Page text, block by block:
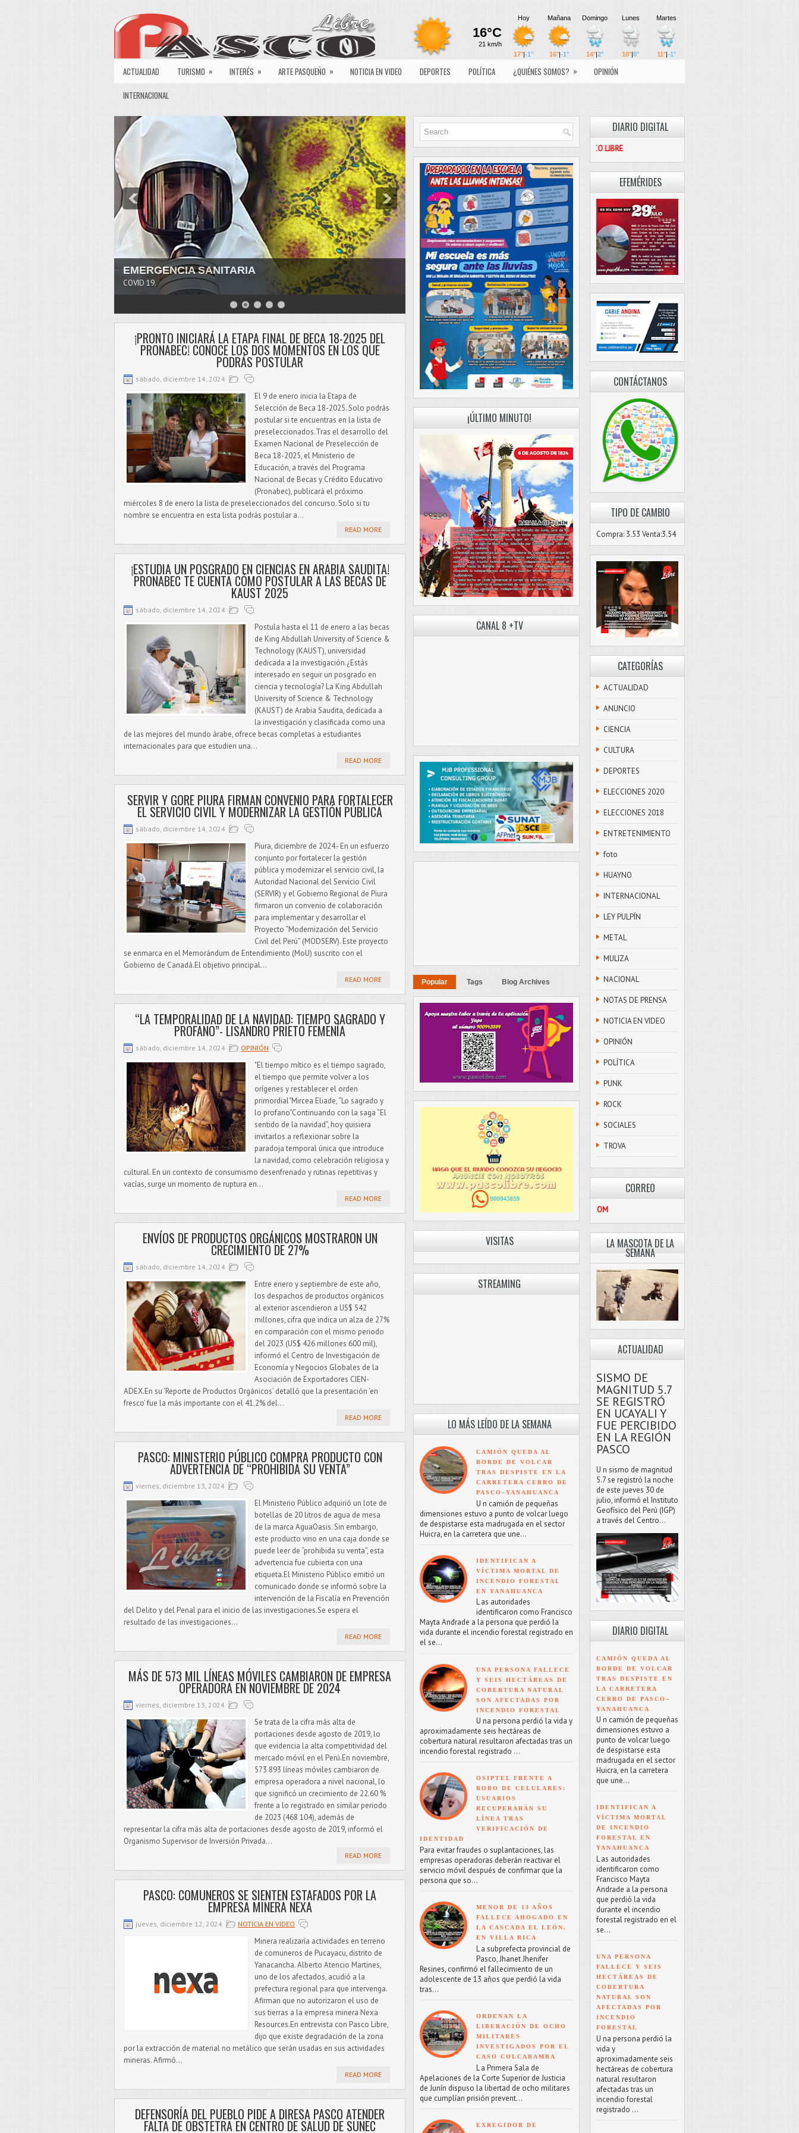
ACTUALIDAD TURISMO » INTERÉS » ARTE PASQUEÑO » NOTICIA EN VIDEO DEPORTES POLÍTICA ¿QUIÉNES SOMOS? »
OPINIÓN
INTERNACIONAL
EMERGENCIA SANITARIA
COVID 19.
¡PRONTO INICIARÁ LA ETAPA FINAL DE BECA 18-2025 DEL
PRONABEC! CONOCE LOS DOS MOMENTOS EN LOS QUE
PODRÁS POSTULAR
sábado, diciembre 14, 2024
El 9 de enero inicia la Etapa de
Selección de Beca 18-2025. Solo podrás
postular si te encuentras en la lista de
preseleccionados.Tras el desarrollo del
Examen Nacional de Preselección de
Beca 18-2025, el Ministerio de
Educación, a través del Programa
Nacional de Becas y Crédito Educativo
(Pronabec), publicará el próximo
miércoles 8 de enero la lista de preseleccionados del concurso. Solo si tu
nombre se encuentra en esta lista podrás postular a...
READ MORE
¡ESTUDIA UN POSGRADO EN CIENCIAS EN ARABIA SAUDITA!
PRONABEC TE CUENTA CÓMO POSTULAR A LAS BECAS DE
KAUST 2025
sábado, diciembre 14, 2024
Postula hasta el 11 de enero a las becas
de King Abdullah University of Science &
Technology (KAUST), universidad
dedicada a la investigación.¿Estás
interesado en seguir un posgrado en
ciencia y tecnología? La King Abdullah
University of Science & Technology
(KAUST) de Arabia Saudita, dedicada a
la investigación y clasificada como una
de las mejores del mundo árabe, ofrece becas completas a estudiantes
internacionales para que estudien una...
READ MORE
SERVIR Y GORE PIURA FIRMAN CONVENIO PARA FORTALECER
EL SERVICIO CIVIL Y MODERNIZAR LA GESTIÓN PÚBLICA
sábado, diciembre 14, 2024
Piura, diciembre de 2024.- En un esfuerzo
conjunto por fortalecer la gestión
pública y modernizar el servicio civil, la
Autoridad Nacional del Servicio Civil
(SERVIR) y el Gobierno Regional de Piura
firmaron un convenio de colaboración
para implementar y desarrollar el
Proyecto “Modernización del Servicio
Civil del Perú” (MODSERV). Este proyecto
se enmarca en el Memorándum de Entendimiento (MoU) suscrito con el
Gobierno de Canadá.El objetivo principal...
READ MORE
“LA TEMPORALIDAD DE LA NAVIDAD: TIEMPO SAGRADO Y
PROFANO”- LISANDRO PRIETO FEMENÍA
sábado, diciembre 14, 2024 OPINIÓN
"El tiempo mítico es el tiempo sagrado,
el tiempo que permite volver a los
orígenes y restablecer el orden
primordial"Mircea Eliade, “Lo sagrado y
lo profano”Continuando con la saga “El
sentido de la navidad”, hoy quisiera
invitarlos a reflexionar sobre la
paradoja temporal única que introduce
la navidad, como celebración religiosa y
cultural. En un contexto de consumismo desenfrenado y rutinas repetitivas y
vacías, surge un momento de ruptura en...
READ MORE
ENVÍOS DE PRODUCTOS ORGÁNICOS MOSTRARON UN
CRECIMIENTO DE 27%
sábado, diciembre 14, 2024
Entre enero y septiembre de este año,
los despachos de productos orgánicos
al exterior ascendieron a US$ 542
millones, cifra que indica un alza de 27%
en comparación con el mismo periodo
del 2023 (US$ 426 millones 600 mil),
informó el Centro de Investigación de
Economía y Negocios Globales de la
Asociación de Exportadores CIEN-
ADEX.En su ‘Reporte de Productos Orgánicos’ detalló que la presentación ‘en
fresco’ fue la más importante con el 41.2% del...
READ MORE
PASCO: MINISTERIO PÚBLICO COMPRA PRODUCTO CON
ADVERTENCIA DE “PROHIBIDA SU VENTA”
viernes, diciembre 13, 2024
El Ministerio Público adquirió un lote de
botellas de 20 litros de agua de mesa
de la marca AguaOasis. Sin embargo,
este producto vino en una caja donde se
puede leer de “prohibida su venta”, esta
advertencia fue cubierta con una
etiqueta.El Ministerio Público emitió un
comunicado donde se informó sobre la
intervención de la Fiscalía en Prevención
del Delito y del Penal para el inicio de las investigaciones.Se espera el
resultado de las investigaciones...
READ MORE
MÁS DE 573 MIL LÍNEAS MÓVILES CAMBIARON DE EMPRESA
OPERADORA EN NOVIEMBRE DE 2024
viernes, diciembre 13, 2024
Se trata de la cifra más alta de
portaciones desde agosto de 2019, lo
que evidencia la alta competitividad del
mercado móvil en el Perú.En noviembre,
573 893 líneas móviles cambiaron de
empresa operadora a nivel nacional, lo
que significó un crecimiento de 22.60 %
frente a lo registrado en similar periodo
de 2023 (468 104), además de
representar la cifra más alta de portaciones desde agosto de 2019, informó el
Organismo Supervisor de Inversión Privada...
READ MORE
PASCO: COMUNEROS SE SIENTEN ESTAFADOS POR LA
EMPRESA MINERA NEXA
jueves, diciembre 12, 2024 NOTICIA EN VIDEO
Minera realizaría actividades en terreno
de comuneros de Pucayacu, distrito de
Yanacancha. Alberto Atencio Martines,
uno de los afectados, acudió a la
prefectura regional para que intervenga.
Afirman que no autorizaron el uso de
sus tierras a la empresa minera Nexa
Resources.En entrevista con Pasco Libre,
dijo que existe degradación de la zona
por la extracción de material no metálico que serán usadas en sus actividades
mineras. Afirmó...
READ MORE
DEFENSORÍA DEL PUEBLO PIDE A DIRESA PASCO ATENDER
FALTA DE OBSTETRA EN CENTRO DE SALUD DE SUNEC
¡ÚLTIMO MINUTO!
CANAL 8 +TV
Popular Tags Blog Archives
VISITAS
STREAMING
LO MÁS LEÍDO DE LA SEMANA
CAMIÓN QUEDA AL
BORDE DE VOLCAR
TRAS DESPISTE EN LA
CARRETERA CERRO DE
PASCO–YANAHUANCA
U n camión de pequeñas
dimensiones estuvo a punto de volcar luego
de despistarse esta madrugada en el sector
Huicra, en la carretera que une...
IDENTIFICAN A
VÍCTIMA MORTAL DE
INCENDIO FORESTAL
EN YANAHUANCA
L as autoridades
identificaron como Francisco
Mayta Andrade a la persona que perdió la
vida durante el incendio forestal registrado en
el se...
UNA PERSONA FALLECE
Y SEIS HECTÁREAS DE
COBERTURA NATURAL
SON AFECTADAS POR
INCENDIO FORESTAL
U na persona perdió la vida y
aproximadamente seis hectáreas de
cobertura natural resultaron afectadas tras un
incendio forestal registrado ...
OSIPTEL FRENTE A
ROBO DE CELULARES:
USUARIOS
RECUPERARÁN SU
LÍNEA TRAS
VERIFICACIÓN DE
IDENTIDAD
Para evitar fraudes o suplantaciones, las
empresas operadoras deberán reactivar el
servicio móvil después de confirmar que la
persona que so...
MENOR DE 13 AÑOS
FALLECE AHOGADO EN
LA CASCADA EL LEÓN,
EN VILLA RICA
L a subprefecta provincial de
Pasco, Jhanet Jhenifer
Resines, confirmó el fallecimiento de un
adolescente de 13 años que perdió la vida
tras...
ORDENAN LA
LIBERACIÓN DE OCHO
MILITARES
INVESTIGADOS POR EL
CASO COLCABAMBA
L a Primera Sala de
Apelaciones de la Corte Superior de Justicia
de Junín dispuso la libertad de ocho militares
que cumplían prisión prevent...
EXREGIDOR DE
DIARIO DIGITAL
EFEMÉRIDES
CONTÁCTANOS
TIPO DE CAMBIO
Compra: 3.53 Venta:3.54
CATEGORÍAS
ACTUALIDAD
ANUNCIO
CIENCIA
CULTURA
DEPORTES
ELECCIONES 2020
ELECCIONES 2018
ENTRETENIMIENTO
foto
HUAYNO
INTERNACIONAL
LEY PULPÍN
METAL
MULIZA
NACIONAL
NOTAS DE PRENSA
NOTICIA EN VIDEO
OPINIÓN
POLÍTICA
PUNK
ROCK
SOCIALES
TROVA
CORREO
PASCOLIBRE@HOTMAIL.COM
LA MASCOTA DE LA
SEMANA
ACTUALIDAD
SISMO DE
MAGNITUD 5.7
SE REGISTRÓ
EN UCAYALI Y
FUE PERCIBIDO
EN LA REGIÓN
PASCO
U n sismo de magnitud
5.7 se registró la noche
de este jueves 30 de
julio, informó el Instituto
Geofísico del Perú (IGP)
a través del Centro...
DIARIO DIGITAL
CAMIÓN QUEDA AL
BORDE DE VOLCAR
TRAS DESPISTE EN
LA CARRETERA
CERRO DE PASCO–
YANAHUANCA
U n camión de pequeñas
dimensiones estuvo a
punto de volcar luego
de despistarse esta
madrugada en el sector
Huicra, en la carretera
que une...
IDENTIFICAN A
VÍCTIMA MORTAL
DE INCENDIO
FORESTAL EN
YANAHUANCA
L as autoridades
identificaron como
Francisco Mayta
Andrade a la persona
que perdió la vida
durante el incendio
forestal registrado en el
se...
UNA PERSONA
FALLECE Y SEIS
HECTÁREAS DE
COBERTURA
NATURAL SON
AFECTADAS POR
INCENDIO
FORESTAL
U na persona perdió la
vida y
aproximadamente seis
hectáreas de cobertura
natural resultaron
afectadas tras un
incendio forestal
registrado ...